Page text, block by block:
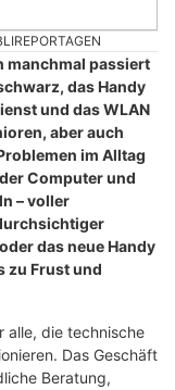
manchmal passiert
das Handy
und das WLAN
aber auch
im Alltag
Computer und
– voller
das neue Handy
zu Frust und
alle, die technische
Das Geschäft
Beratung,